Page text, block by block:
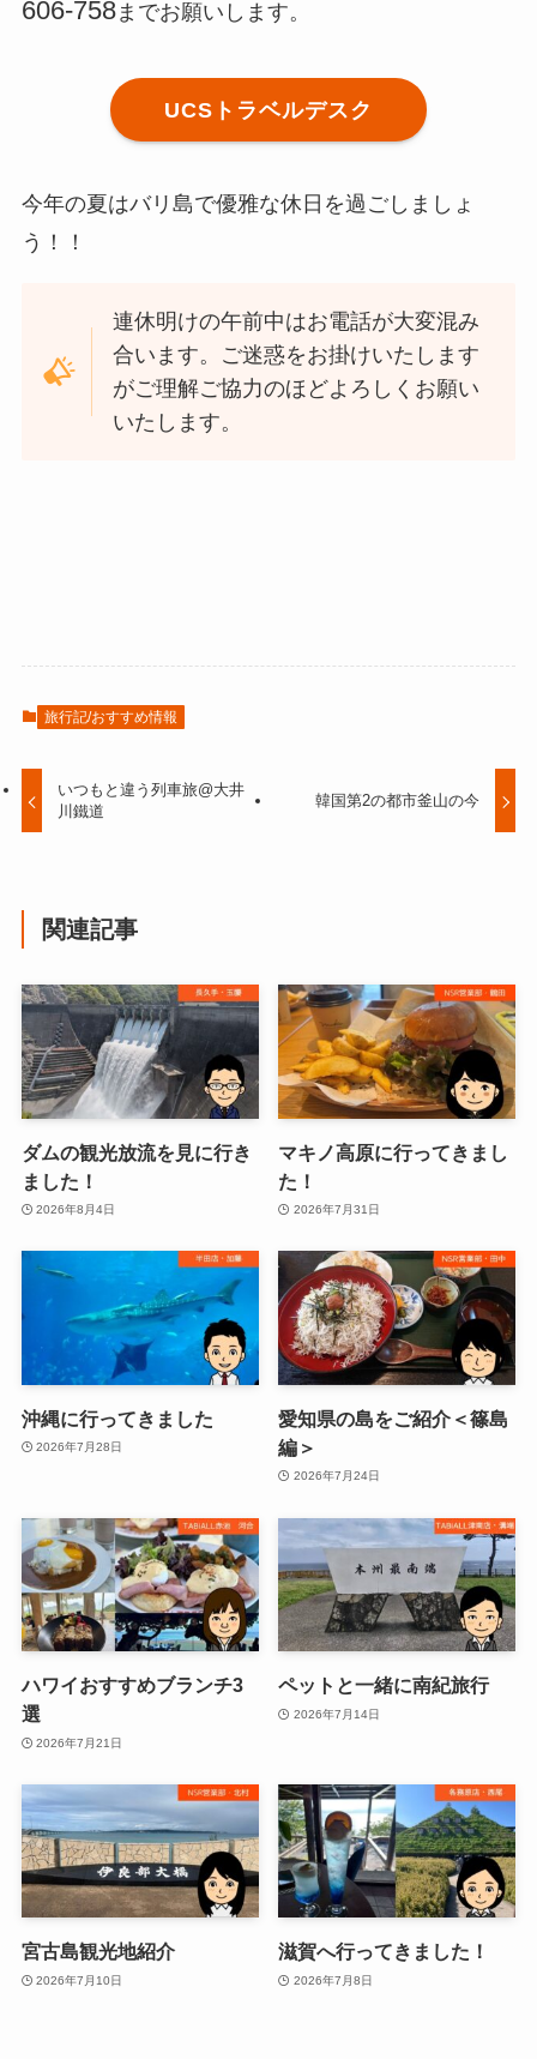
606-758までお願いします。
UCSトラベルデスク
今年の夏はバリ島で優雅な休日を過ごしましょ
う！！
連休明けの午前中はお電話が大変混み
合います。ご迷惑をお掛けいたします
がご理解ご協力のほどよろしくお願い
いたします。
旅行記/おすすめ情報
いつもと違う列車旅@大井
川鐵道
韓国第2の都市釜山の今
関連記事
ダムの観光放流を見に行き
ました！
2026年8月4日
マキノ高原に行ってきまし
た！
2026年7月31日
沖縄に行ってきました
2026年7月28日
愛知県の島をご紹介＜篠島
編＞
2026年7月24日
ハワイおすすめブランチ3
選
2026年7月21日
ペットと一緒に南紀旅行
2026年7月14日
宮古島観光地紹介
2026年7月10日
滋賀へ行ってきました！
2026年7月8日